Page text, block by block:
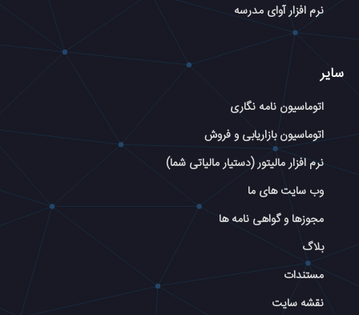
نرم افزار آوای مدرسه
سایر
اتوماسیون نامه نگاری
اتوماسیون بازاریابی و فروش
نرم افزار مالیتور (دستیار مالیاتی شما)
وب سایت های ما
مجوزها و گواهی نامه ها
بلاگ
مستندات
نقشه سایت